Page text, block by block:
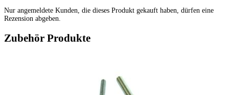
Nur angemeldete Kunden, die dieses Produkt gekauft haben, dürfen eine
Rezension abgeben.
Zubehör Produkte